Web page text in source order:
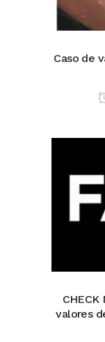
Caso de
CHECK
valores